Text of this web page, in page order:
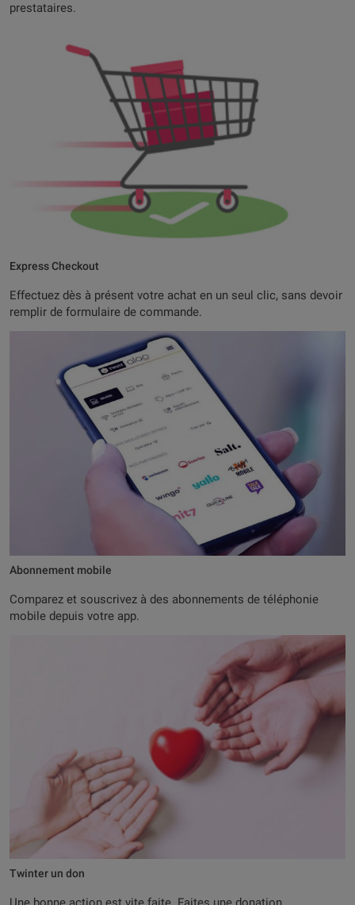
prestataires.
Express Checkout
Effectuez dès à présent votre achat en un seul clic, sans devoir
remplir de formulaire de commande.
Abonnement mobile
Comparez et souscrivez à des abonnements de téléphonie
mobile depuis votre app.
Twinter un don